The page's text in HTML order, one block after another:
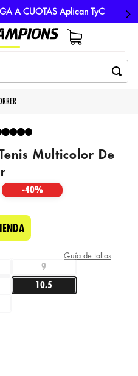
A CUOTAS Aplican TyC
Multicolor De
-40%
Guía de tallas
9
10.5